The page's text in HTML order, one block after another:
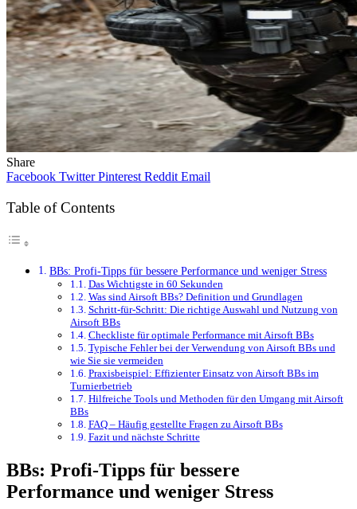
Share
Facebook Twitter Pinterest Reddit Email
Table of Contents
BBs: Profi-Tipps für bessere Performance und weniger Stress
Das Wichtigste in 60 Sekunden
Was sind Airsoft BBs? Definition und Grundlagen
Schritt-für-Schritt: Die richtige Auswahl und Nutzung von
Airsoft BBs
Checkliste für optimale Performance mit Airsoft BBs
Typische Fehler bei der Verwendung von Airsoft BBs und
wie Sie sie vermeiden
Praxisbeispiel: Effizienter Einsatz von Airsoft BBs im
Turnierbetrieb
Hilfreiche Tools und Methoden für den Umgang mit Airsoft
BBs
FAQ – Häufig gestellte Fragen zu Airsoft BBs
Fazit und nächste Schritte
BBs: Profi-Tipps für bessere
Performance und weniger Stress